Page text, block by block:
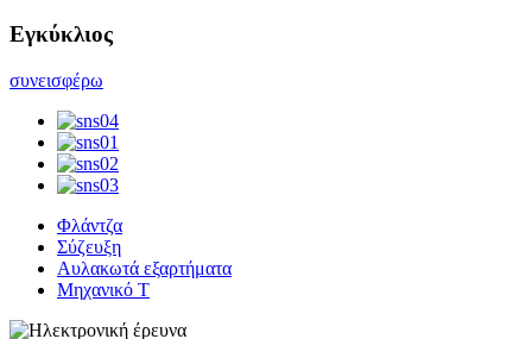
Εγκύκλιος
συνεισφέρω
Φλάντζα
Σύζευξη
Αυλακωτά εξαρτήματα
Μηχανικό Τ